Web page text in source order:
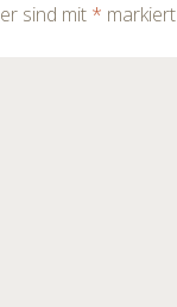
sind mit * markiert